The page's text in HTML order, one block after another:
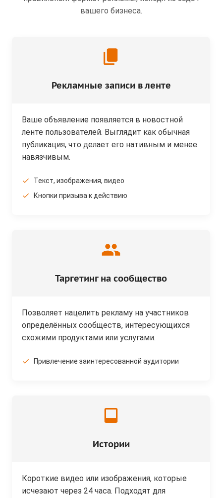
вашего бизнеса.
Рекламные записи в ленте
Ваше объявление появляется в новостной
ленте пользователей. Выглядит как обычная
публикация, что делает его нативным и менее
навязчивым.
Текст, изображения, видео
Кнопки призыва к действию
Таргетинг на сообщество
Позволяет нацелить рекламу на участников
определённых сообществ, интересующихся
схожими продуктами или услугами.
Привлечение заинтересованной аудитории
Истории
Короткие видео или изображения, которые
исчезают через 24 часа. Подходят для